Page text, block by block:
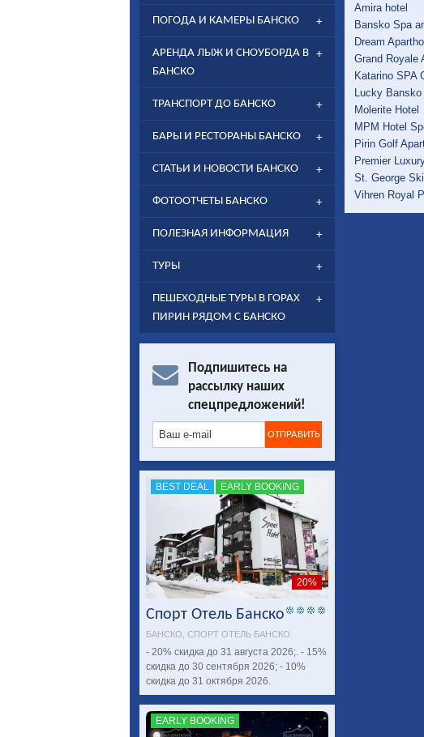
Amira hotel
Bansko Spa
Dream
Grand Royale
Katarino SPA
Lucky
Molerite Hotel
MPM Hotel
Pirin Golf
Premier
St. George
Vihren Royal
ПОГОДА И КАМЕРЫ БАНСКО
АРЕНДА ЛЫЖ И СНОУБОРДА В
БАНСКО
ТРАНСПОРТ ДО БАНСКО
БАРЫ И РЕСТОРАНЫ БАНСКО
СТАТЬИ И НОВОСТИ БАНСКО
ФОТООТЧЕТЫ БАНСКО
ПОЛЕЗНАЯ ИНФОРМАЦИЯ
ТУРЫ
ПЕШЕХОДНЫЕ ТУРЫ В ГОРАХ
ПИРИН РЯДОМ С БАНСКО
Подпишитесь на
рассылку наших
спецпредложений!
BEST DEAL EARLY BOOKING
20%
Спорт Отель Банско
БАНСКО, СПОРТ ОТЕЛЬ БАНСКО
- 20% скидка до 31 августа 2026;. - 15%
скидка до 30 сентября 2026; - 10%
скидка до 31 октября 2026.
EARLY BOOKING